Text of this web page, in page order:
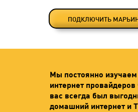
ПОДКЛЮЧИТЬ
Мы постоянно
интернет
вас всегда был
домашний интернет и